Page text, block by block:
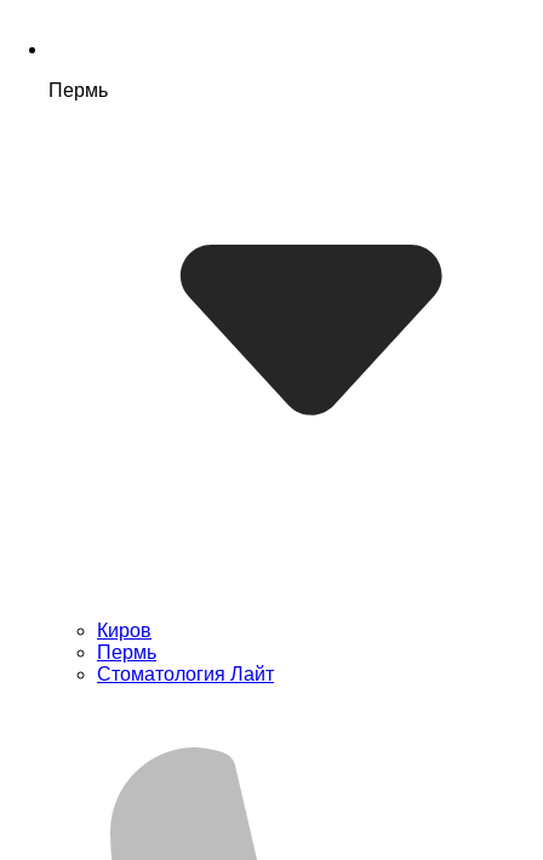
Пермь
Киров
Пермь
Стоматология Лайт